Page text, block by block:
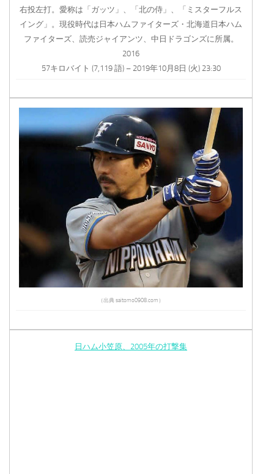
右投左打。愛称は「ガッツ」、「北の侍」、「ミスターフルス
イング」。現役時代は日本ハムファイターズ・北海道日本ハム
ファイターズ、読売ジャイアンツ、中日ドラゴンズに所属。
2016
57キロバイト (7,119 語) – 2019年10月8日 (火) 23:30
（出典 saitomo0908.com）
日ハム小笠原、2005年の打撃集